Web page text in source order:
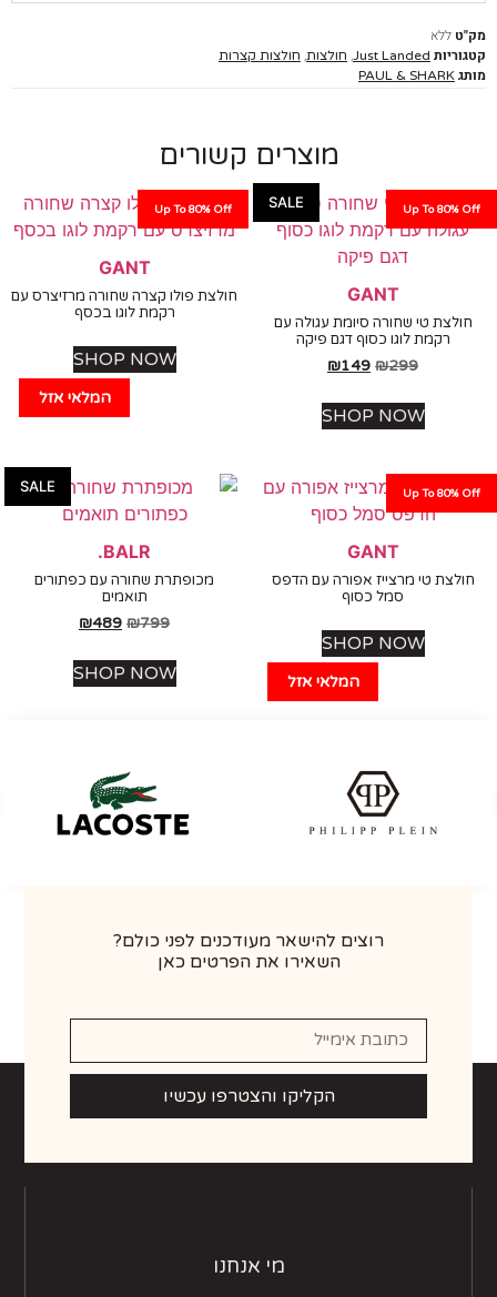
ללא
Just Landed
,חולצות ,חולצות קצרות
PAUL & SHARK
מוצרים קשורים
SALE Up To
GANT
טי שחורה סיומת עגולה עם
רקמת לוגו כסוף דגם פיקה
₪
₪149
SHOP NOW
Up To 80% Off
המלאי אזל
GANT
חולצת פולו קצרה שחורה מרזיצרס עם
רקמת לוגו בכסף
SHOP NOW
Up To
המלאי אזל
GANT
טי מרצייז אפורה עם הדפס
סמל כסוף
SHOP NOW
SALE
BALR.
מכופתרת שחורה עם כפתורים
תואמים
₪
₪489
SHOP NOW
רוצים להישאר מעודכנים לפני כולם?
השאירו את הפרטים כאן
הקליקו והצטרפו עכשיו
מי אנחנו